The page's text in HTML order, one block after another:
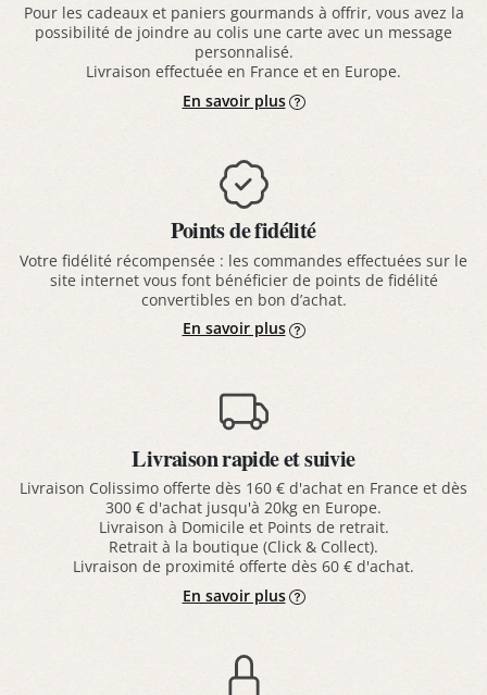
Pour les cadeaux et paniers gourmands à offrir, vous avez la
possibilité de joindre au colis une carte avec un message
personnalisé.
Livraison effectuée en France et en Europe.
En savoir plus
Points de fidélité
Votre fidélité récompensée : les commandes effectuées sur le
site internet vous font bénéficier de points de fidélité
convertibles en bon d’achat.
En savoir plus
Livraison rapide et suivie
Livraison Colissimo offerte dès 160 € d'achat en France et dès
300 € d'achat jusqu'à 20kg en Europe.
Livraison à Domicile et Points de retrait.
Retrait à la boutique (Click & Collect).
Livraison de proximité offerte dès 60 € d'achat.
En savoir plus